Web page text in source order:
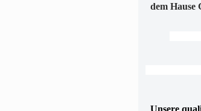
dem Hause
Unsere